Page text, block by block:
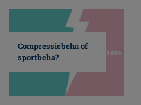
Compressiebeha of
sportbeha?